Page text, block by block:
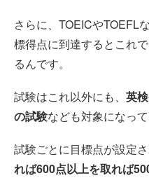
さらに、TOEICやTOEFL
標得点に到達するとこれ
るんです。
試験はこれ以外にも、 英検
の試験なども対象になって
試験ごとに目標点が設定
れば600点以上を取れば